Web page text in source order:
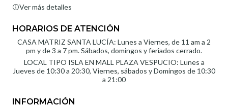
Ver más detalles
HORARIOS DE ATENCIÓN
CASA MATRIZ SANTA LUCÍA: Lunes a Viernes, de 11 am a 2
pm y de 3 a 7 pm. Sábados, domingos y feriados cerrado.
LOCAL TIPO ISLA EN MALL PLAZA VESPUCIO: Lunes a
Jueves de 10:30 a 20:30, Viernes, sábados y Domingos de 10:30
a 21:00
INFORMACIÓN